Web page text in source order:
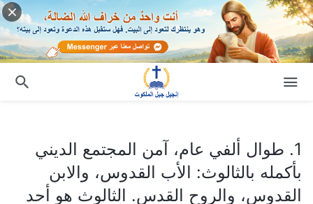
1. طوال ألفي عام، آمن المجتمع الديني
بأكمله بالثالوث: الأب القدوس، والابن
القدوس، والروح القدس. الثالوث هو أحد